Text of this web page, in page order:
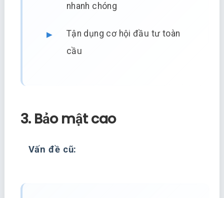
nhanh chóng
Tận dụng cơ hội đầu tư toàn
cầu
3. Bảo mật cao
Vấn đề cũ: